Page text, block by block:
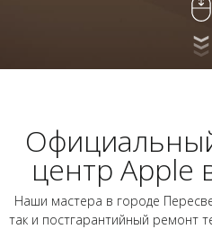
центр Apple
Наши мастера в городе
так и постгарантийный ремонт